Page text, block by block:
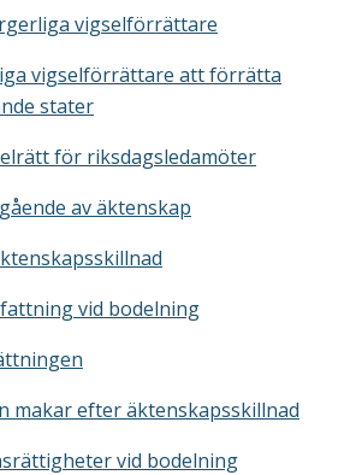
vigselförrättare
vigselförrättare att förrätta
stater
för riksdagsledamöter
av äktenskap
vid bodelning
makar efter äktenskapsskillnad
vid bodelning